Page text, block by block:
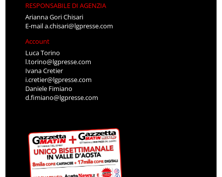
RESPONSABILE DI AGENZIA
Arianna Gori Chisari
E-maila.chisari@lgpresse.com
Account
Luca Torino
l.torino@lgpresse.com
Ivana Cretier
i.cretier@lgpresse.com
Daniele Fimiano
d.fimiano@lgpresse.com